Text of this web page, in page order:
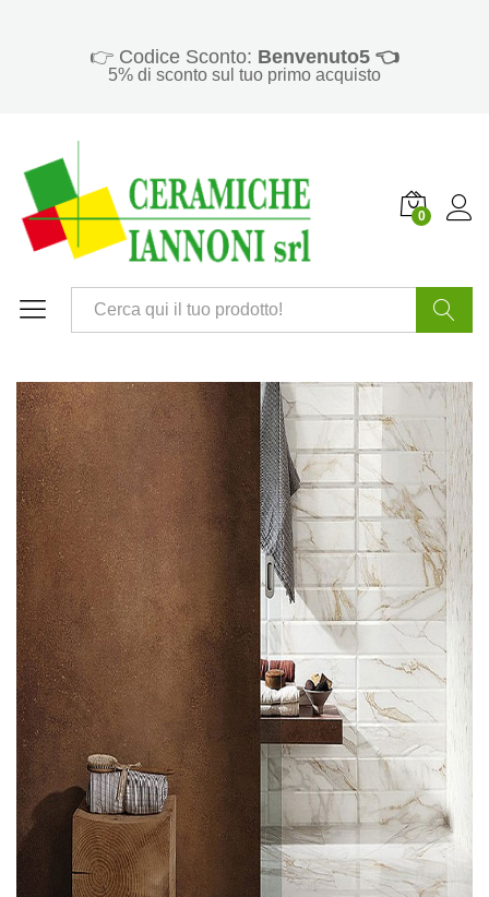
👉 Codice Sconto: Benvenuto5 👈
5% di sconto sul tuo primo acquisto
0